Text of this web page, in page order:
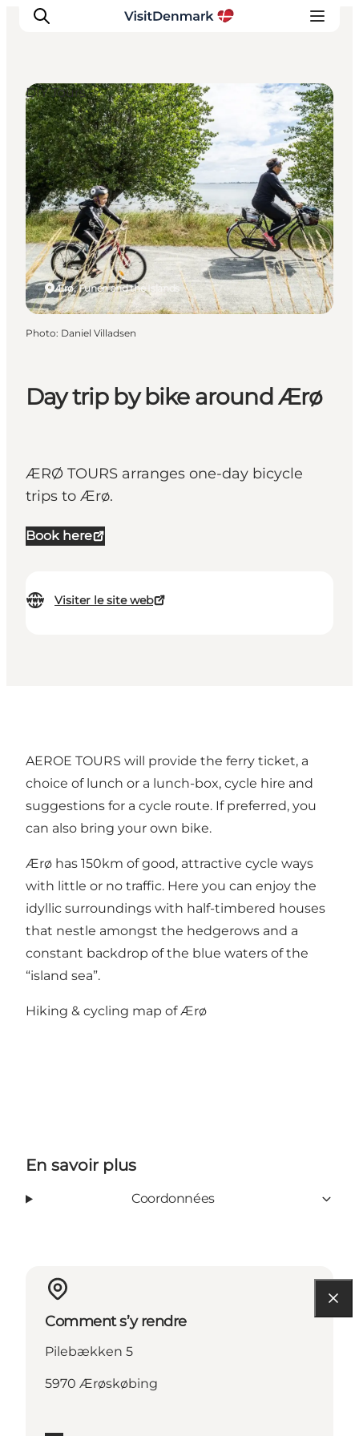
Inspirations
Destinations
Quoi faire
Hébergements
Planifiez votre voyage
Day trip by bike around Ærø
ÆRØ TOURS arranges one-day bicycle
trips to Ærø.
Book here
Visiter le site web
Ærø, Funen and the Islands
DIY Tours
Photo: Daniel Villadsen
AEROE TOURS will provide the ferry ticket, a
choice of lunch or a lunch-box, cycle hire and
suggestions for a cycle route. If preferred, you
can also bring your own bike.
Ærø has 150km of good, attractive cycle ways
with little or no traffic. Here you can enjoy the
idyllic surroundings with half-timbered houses
that nestle amongst the hedgerows and a
constant backdrop of the blue waters of the
“island sea”.
Hiking & cycling map of Ærø
En savoir plus
Coordonnées
Comment s’y rendre
Pilebækken 5
5970 Ærøskøbing